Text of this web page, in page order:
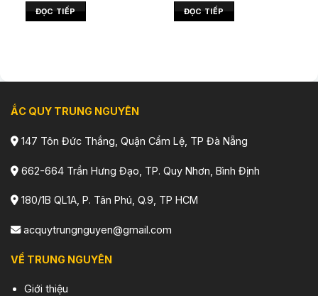
ĐỌC TIẾP ĐỌC TIẾP
ẮC QUY TRUNG NGUYÊN
147 Tôn Đức Thắng, Quận Cẩm Lệ, TP Đà Nẵng
662-664 Trần Hưng Đạo, TP. Quy Nhơn, Bình Định
180/1B QL1A, P. Tân Phú, Q.9, TP HCM
acquytrungnguyen@gmail.com
VỀ TRUNG NGUYÊN
Giới thiệu